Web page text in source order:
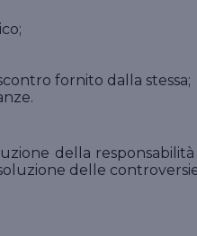
fornito dalla stessa;
della
delle